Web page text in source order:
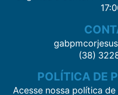
(38)
POLÍTICA DE
Acesse nossa política